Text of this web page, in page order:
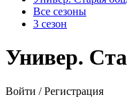
Все сезоны
3 сезон
Универ.
Войти / Регистрация